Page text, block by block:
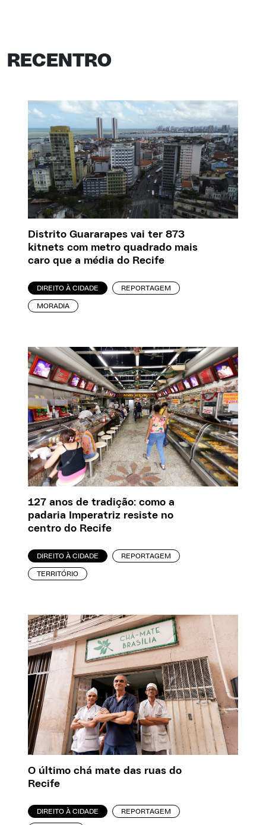
RECENTRO
Distrito Guararapes vai ter 873
kitnets com metro quadrado mais
caro que a média do Recife
DIREITO À CIDADE REPORTAGEM
MORADIA
127 anos de tradição: como a
padaria Imperatriz resiste no
centro do Recife
DIREITO À CIDADE REPORTAGEM
TERRITÓRIO
O último chá mate das ruas do
Recife
DIREITO À CIDADE REPORTAGEM